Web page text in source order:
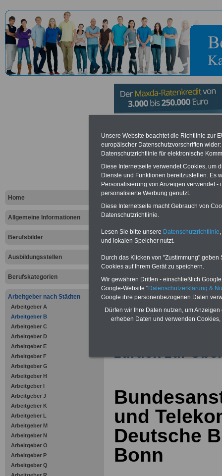
Home
Allgemeine Informationen
Berufsbilder
Ausbildungsstellen
Berufskategorien
Arbeitgeber nach Städten
Arbeitgeber A
Arbeitgeber B
Arbeitgeber C
Arbeitgeber D
Arbeitgeber E
Arbeitgeber F
Arbeitgeber G
Arbeitgeber H
Arbeitgeber I
Arbeitgeber J
Arbeitgeber K
Arbeitgeber L
Arbeitgeber M
Arbeitgeber N
Arbeitgeber O
Arbeitgeber P
Arbeitgeber Q
und
Deutsche
Bonn
Vergleichen und sparen:
Bausparen schon ab 16 Jahren
Krankenzusatzversicherung-
Online-Vergleich Gesetzliche
Zahnzusatzversicherung-
Vorteile der Privaten
Krankenversicherung
zurück zur
und
Deutsche
Bonn
Unsere Website beachtet die Richtlinie zur
europäischer Datenschutzvorschriften
Datenschutzrichtlinie für elektronische
Diese Internetseite verwendet Cookies, um
Dienste und Funktionen bereitzustellen. Es
Personalisierung von Anzeigen verwendet
personalisierte Werbung genutzt.
Diese Internetseite macht Gebrauch von
Datenschutzrichtlinie.
Lesen Sie bitte unsere Datenschutzrichtlinie
und lokalen Speicher nutzt.
Durch das Klicken von "Zustimmung"
Cookies auf Ihrem Gerät zu speichern.
Wir gewähren Dritten - einschließlich
Google-Website "Datenschutzerklärung &
Google ihre personenbezogenen Daten
Dürfen wir Ihre Daten nutzen, um
erheben Daten und verwenden